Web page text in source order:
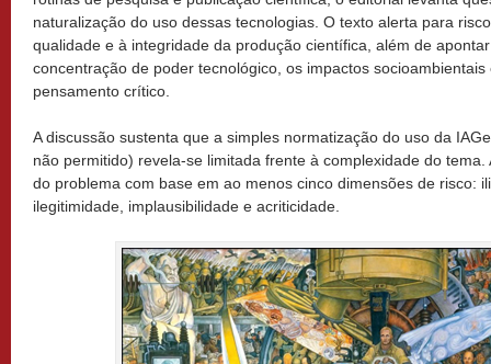
naturalização do uso dessas tecnologias. O texto alerta para
qualidade e à integridade da produção científica, além de
concentração de poder tecnológico, os impactos
pensamento crítico.
A discussão sustenta que a simples normatização do uso da
não permitido) revela-se limitada frente à complexidade do
do problema com base em ao menos cinco dimensões de risco:
ilegitimidade, implausibilidade e acriticidade.